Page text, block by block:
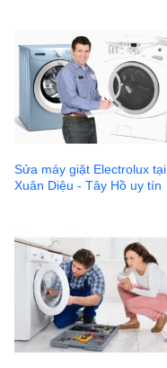
Sửa máy giặt Electrolux tại
Xuân Diệu - Tây Hồ uy tín